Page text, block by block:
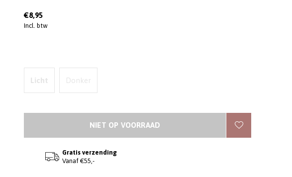
€8,95
Incl. btw
Licht Donker
NIET OP VOORRAAD
Gratis verzending
Vanaf €55,-